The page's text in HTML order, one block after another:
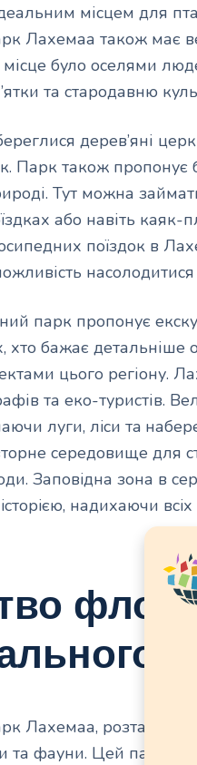
місцем для
Лахемаа також має
було оселями
та стародавню
дерев’яні
Парк також
Тут можна
або навіть
поїздок в
парк пропонує
хто бажає детальніше
цього регіону.
та еко-туристів.
луги, лiси тa
середовище для
Заповiдна зона в
надихаючи
Лахемаа,
та фауни. Цей парк є